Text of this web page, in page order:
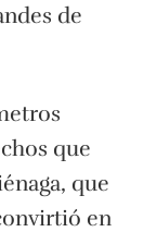
de
que
que
en